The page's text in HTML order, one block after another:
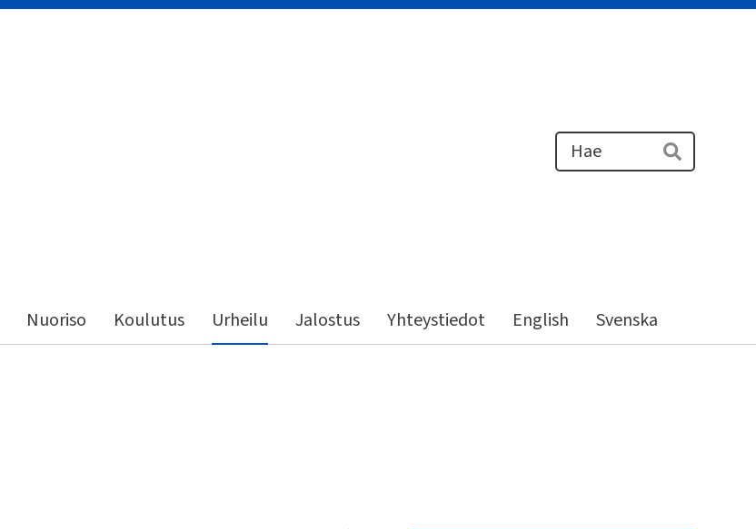
Hae
Nuoriso Koulutus Urheilu Jalostus Yhteystiedot English Svenska